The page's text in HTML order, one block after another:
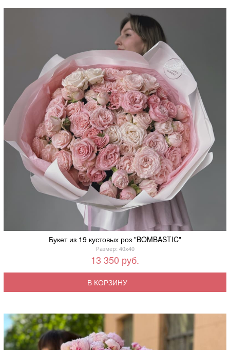
Букет из 19 кустовых роз "BOMBASTIC"
Размер: 40x40
13 350 руб.
В КОРЗИНУ